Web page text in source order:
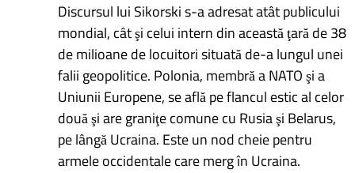
Discursul lui Sikorski s-a adresat atât publicului
mondial, cât şi celui intern din această ţară de 38
de milioane de locuitori situată de-a lungul unei
falii geopolitice. Polonia, membră a NATO şi a
Uniunii Europene, se află pe flancul estic al celor
două şi are graniţe comune cu Rusia şi Belarus,
pe lângă Ucraina. Este un nod cheie pentru
armele occidentale care merg în Ucraina.